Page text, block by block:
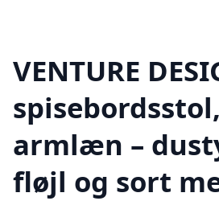
VENTURE
armlæn –
fløjl og sort